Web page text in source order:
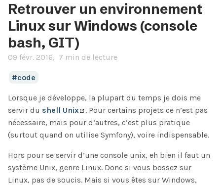
Retrouver un environnement
Linux sur Windows (console
bash, GIT)
09 févr. 2016 7 min de lecture
code
Lorsque je développe, la plupart du temps je dois me
servir du shell Unix
. Pour certains projets ce n’est pas
nécessaire, mais pour d’autres, c’est plus pratique
(surtout quand on utilise Symfony), voire indispensable.
Hors pour se servir d’une console unix, eh bien il faut un
système Unix, genre Linux. Donc si vous bossez sur
Linux, pas de soucis. Mais si vous êtes sur Windows,